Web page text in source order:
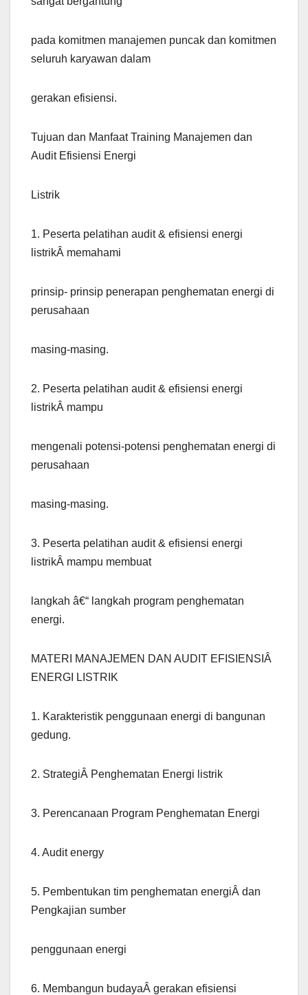
pada komitmen manajemen puncak dan komitmen
seluruh karyawan dalam
gerakan efisiensi.
Tujuan dan Manfaat Training Manajemen dan
Audit Efisiensi Energi
Listrik
1. Peserta pelatihan audit & efisiensi energi
listrikÂ memahami
prinsip- prinsip penerapan penghematan energi di
perusahaan
masing-masing.
2. Peserta pelatihan audit & efisiensi energi
listrikÂ mampu
mengenali potensi-potensi penghematan energi di
perusahaan
masing-masing.
3. Peserta pelatihan audit & efisiensi energi
listrikÂ mampu membuat
langkah â€“ langkah program penghematan
energi.
MATERI MANAJEMEN DAN AUDIT EFISIENSIÂ
ENERGI LISTRIK
1. Karakteristik penggunaan energi di bangunan
gedung.
2. StrategiÂ Penghematan Energi listrik
3. Perencanaan Program Penghematan Energi
4. Audit energy
5. Pembentukan tim penghematan energiÂ dan
Pengkajian sumber
penggunaan energi
6. Membangun budayaÂ gerakan efisiensi